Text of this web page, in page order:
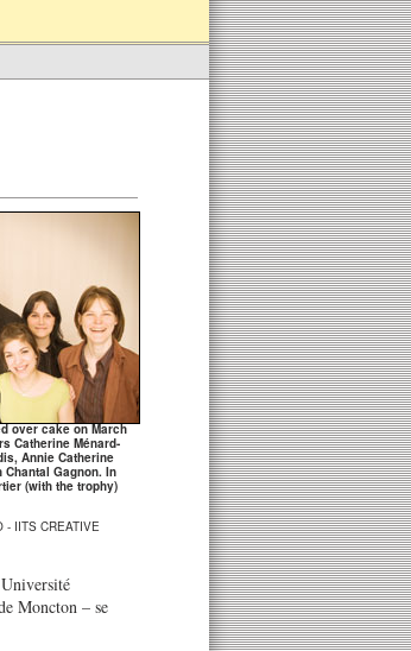
over cake on March
Catherine Ménard-
Annie Catherine
Gagnon. In
(with the trophy)
- IITS CREATIVE
Moncton – se